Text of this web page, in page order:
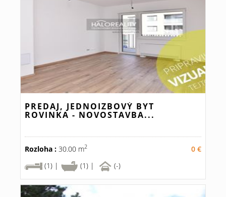
PREDAJ, JEDNOIZBOVÝ BYT
ROVINKA - NOVOSTAVBA...
Rozloha : 30.00 m2
0 €
(1) |
(1) | (-)